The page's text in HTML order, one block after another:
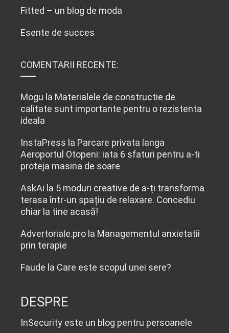
Fitted – un blog de moda
Esente de succes
COMENTARII RECENTE:
Mogu la Materialele de constructie de
calitate sunt importante pentru o rezistenta
ideala
InstaPress la Parcare privata langa
Aeroportul Otopeni: iata 6 sfaturi pentru a-ti
proteja masina de soare
AskAi la 5 moduri creative de a-ți transforma
terasa într-un spațiu de relaxare. Concediu
chiar la tine acasă!
Advertoriale.pro la Managementul anxietatii
prin terapie
Faude la Care este scopul unei sere?
DESPRE
InSecurity este un blog pentru persoanele